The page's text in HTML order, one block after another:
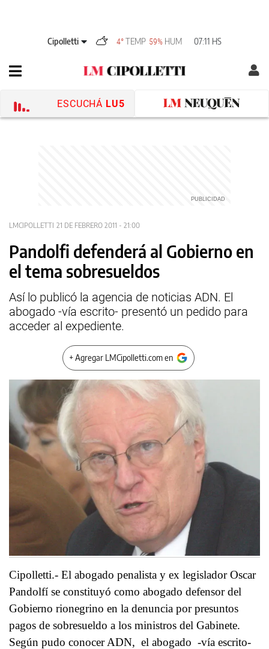
Cipolletti 4°TEMP 59% HUM 07:11 HS
ESCUCHÁ LU5
LMCIPOLLETTI 21 DE FEBRERO 2011 - 21:00
Pandolfi defenderá al Gobierno en
el tema sobresueldos
Así lo publicó la agencia de noticias ADN. El
abogado -vía escrito- presentó un pedido para
acceder al expediente.
+ Agregar LMCipolletti.com en
Cipolletti.- El abogado penalista y ex legislador Oscar
Pandolfí se constituyó como abogado defensor del
Gobierno rionegrino en la denuncia por presuntos
pagos de sobresueldo a los ministros del Gabinete.
Según pudo conocer ADN, el abogado -vía escrito-